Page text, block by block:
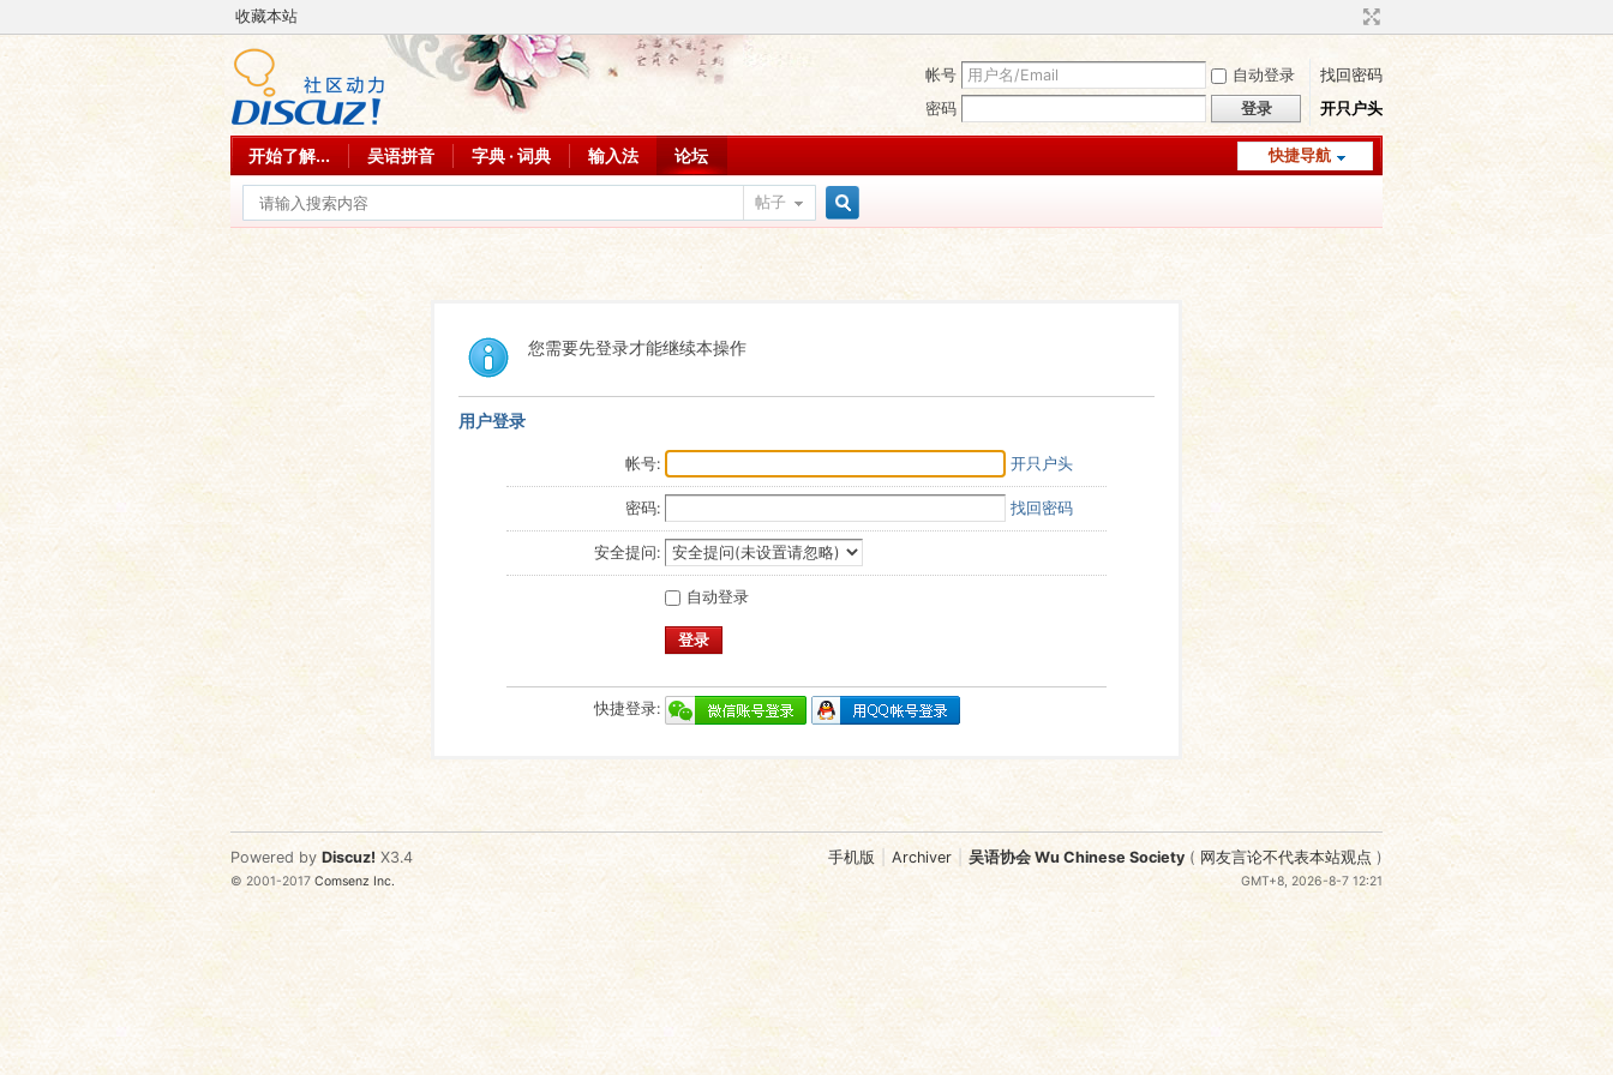
收藏本站
帐号 自动登录
找回密码
密码
登录 开只户头
快捷导航
开始了解... 吴语拼音 字典 · 词典 输入法 论坛
帖子
您需要先登录才能继续本操作
用户登录
帐号: 开只户头
密码: 找回密码
安全提问:
自动登录
登录
快捷登录:
手机版 Archiver 吴语协会 Wu Chinese Society ( 网友言论不代表本站观点 )
GMT+8, 2026-8-7 12:21
Powered by Discuz! X3.4
© 2001-2017Comsenz Inc.